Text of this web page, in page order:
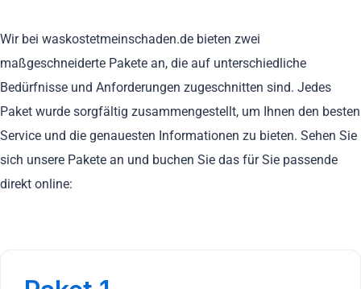
Wir bei waskostetmeinschaden.de bieten zwei
maßgeschneiderte Pakete an, die auf unterschiedliche
Bedürfnisse und Anforderungen zugeschnitten sind. Jedes
Paket wurde sorgfältig zusammengestellt, um Ihnen den besten
Service und die genauesten Informationen zu bieten. Sehen Sie
sich unsere Pakete an und buchen Sie das für Sie passende
direkt online: